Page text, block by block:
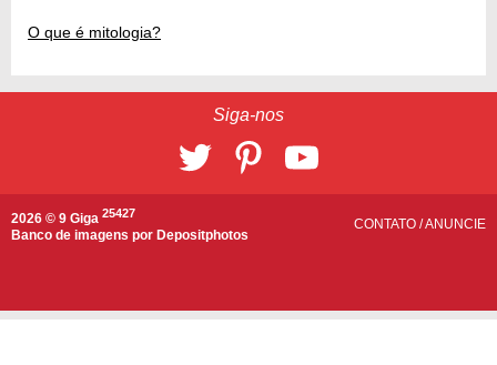
O que é mitologia?
Siga-nos
2026 © 9 Giga 25427
Banco de imagens por Depositphotos
CONTATO /ANUNCIE